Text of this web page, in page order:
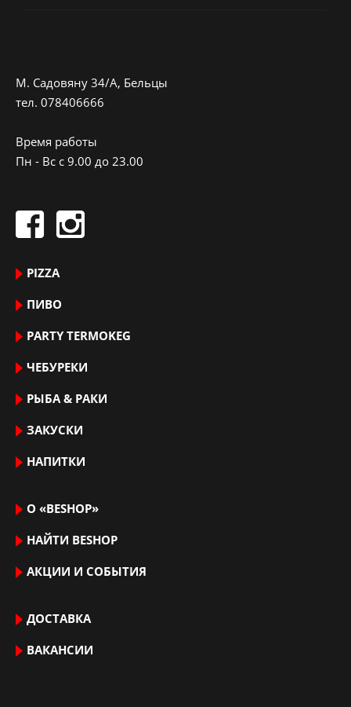
M. Садовяну 34/A, Бельцы
тeл. 078406666
Время работы
Пн - Вс с 9.00 до 23.00
PIZZA
ПИВО
PARTY TERMOKEG
ЧЕБУРЕКИ
РЫБА & РАКИ
ЗАКУСКИ
НАПИТКИ
О «BESHOP»
НАЙТИ ВЕSHOP
АКЦИИ И СОБЫТИЯ
ДОСТАВКА
ВАКАНСИИ